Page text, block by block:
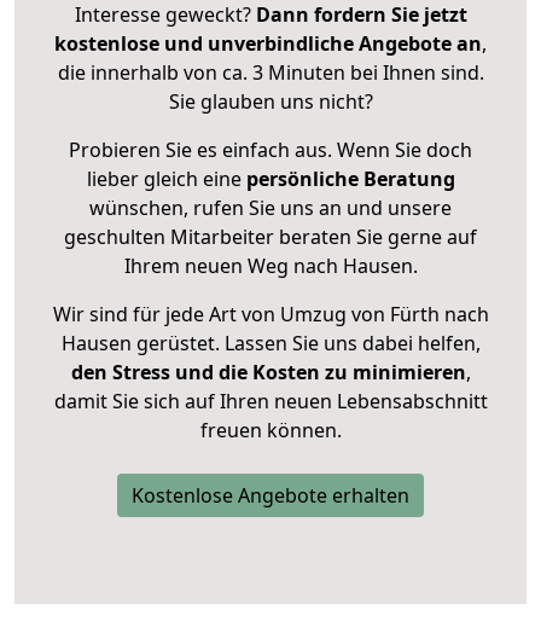
Interesse geweckt? Dann fordern Sie jetzt
kostenlose und unverbindliche Angebote an,
die innerhalb von ca. 3 Minuten bei Ihnen sind.
Sie glauben uns nicht?
Probieren Sie es einfach aus. Wenn Sie doch
lieber gleich eine persönliche Beratung
wünschen, rufen Sie uns an und unsere
geschulten Mitarbeiter beraten Sie gerne auf
Ihrem neuen Weg nach Hausen.
Wir sind für jede Art von Umzug von Fürth nach
Hausen gerüstet. Lassen Sie uns dabei helfen,
den Stress und die Kosten zu minimieren,
damit Sie sich auf Ihren neuen Lebensabschnitt
freuen können.
Kostenlose Angebote erhalten